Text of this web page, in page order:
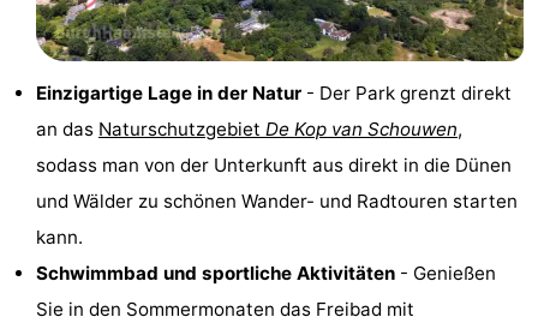
Spielplätze
Bowling
Zentren
Dörfer
Städte
Führungen
Einzigartige Lage in der Natur - Der Park grenzt direkt
an das Naturschutzgebiet De Kop van Schouwen,
sodass man von der Unterkunft aus direkt in die Dünen
und Wälder zu schönen Wander- und Radtouren starten
kann.
Schwimmbad und sportliche Aktivitäten - Genießen
Sie in den Sommermonaten das Freibad mit